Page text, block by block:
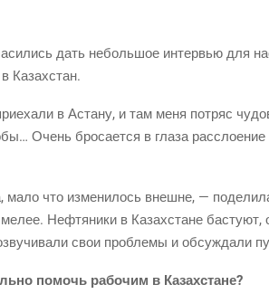
дать неболь­шое интер­вью для
Казахстан.
в Аста­ну, и там меня потряс
Очень бро­са­ет­ся в гла­за
что изме­ни­лось внешне, —
Неф­тя­ни­ки в Казах­стане басту­ют,
свои про­бле­мы и обсуж­да­ли
помочь рабо­чим в Казахстане?